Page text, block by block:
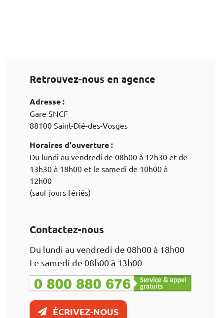
Retrouvez-nous en agence
Adresse :
Gare SNCF
88100 Saint-Dié-des-Vosges
Horaires d'ouverture :
Du lundi au vendredi de 08h00 à 12h30 et de
13h30 à 18h00 et le samedi de 10h00 à
12h00
(sauf jours fériés)
Contactez-nous
Du lundi au vendredi de 08h00 à 18h00
Le samedi de 08h00 à 13h00
ÉCRIVEZ-NOUS